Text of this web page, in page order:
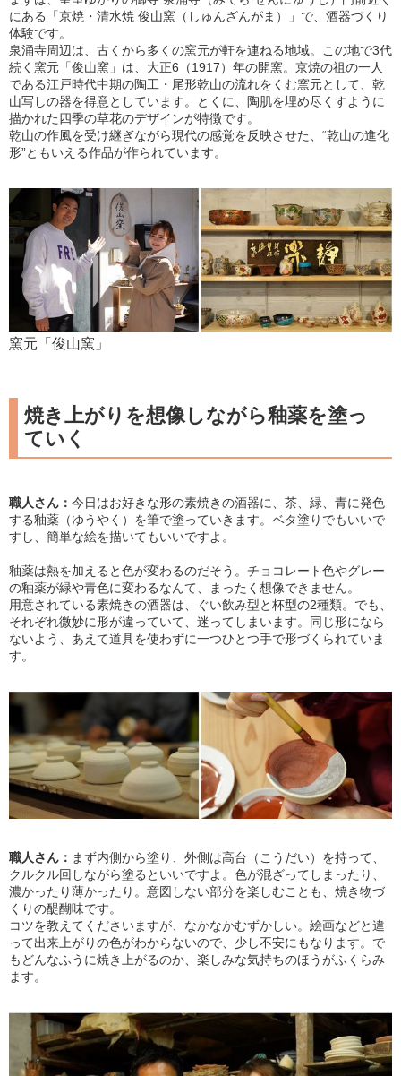
にある「京焼・清水焼 俊山窯（しゅんざんがま）」で、酒器づくり
体験です。
泉涌寺周辺は、古くから多くの窯元が軒を連ねる地域。この地で3代
続く窯元「俊山窯」は、大正6（1917）年の開窯。京焼の祖の一人
である江戸時代中期の陶工・尾形乾山の流れをくむ窯元として、乾
山写しの器を得意としています。とくに、陶肌を埋め尽くすように
描かれた四季の草花のデザインが特徴です。
乾山の作風を受け継ぎながら現代の感覚を反映させた、“乾山の進化
形”ともいえる作品が作られています。
窯元「俊山窯」
焼き上がりを想像しながら釉薬を塗っ
ていく
職人さん： 今日はお好きな形の素焼きの酒器に、茶、緑、青に発色
する釉薬（ゆうやく）を筆で塗っていきます。ベタ塗りでもいいで
すし、簡単な絵を描いてもいいですよ。
釉薬は熱を加えると色が変わるのだそう。チョコレート色やグレー
の釉薬が緑や青色に変わるなんて、まったく想像できません。
用意されている素焼きの酒器は、ぐい飲み型と杯型の2種類。でも、
それぞれ微妙に形が違っていて、迷ってしまいます。同じ形になら
ないよう、あえて道具を使わずに一つひとつ手で形づくられていま
す。
職人さん： まず内側から塗り、外側は高台（こうだい）を持って、
クルクル回しながら塗るといいですよ。色が混ざってしまったり、
濃かったり薄かったり。意図しない部分を楽しむことも、焼き物づ
くりの醍醐味です。
コツを教えてくださいますが、なかなかむずかしい。絵画などと違
って出来上がりの色がわからないので、少し不安にもなります。で
もどんなふうに焼き上がるのか、楽しみな気持ちのほうがふくらみ
ます。